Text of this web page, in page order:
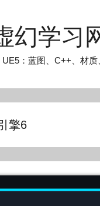
幻学习
：蓝图、C++、材质
擎6